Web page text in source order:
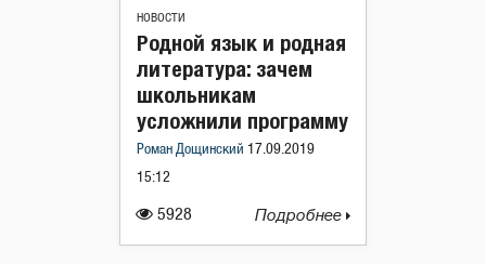
НОВОСТИ
5928
Родной язык и родная
литература: зачем
школьникам
усложнили программу
Роман Дощинский 17.09.2019
15:12
Подробнее